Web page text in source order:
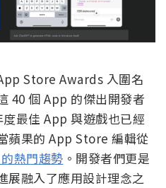
Store Awards 入圍名
40 個 App 的傑出開發者
最佳 App 與遊戲也已經
蘋果的 App Store 編輯從
熱門趨勢 。開發者們更是
展融入了應用設計理念之